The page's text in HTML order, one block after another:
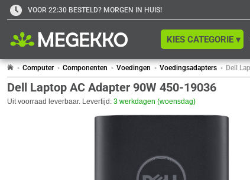
VOOR 22:30 BESTELD? MORGEN IN HUIS!
KIES CATEGORIE ▾
Computer Componenten Voedingen Voedingsadapters Dell
Dell Laptop AC Adapter 90W 450-19036
Uit voorraad leverbaar. Levertijd: 3 werkdagen (woensdag)